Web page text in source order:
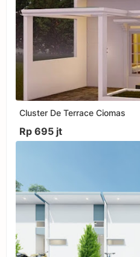
Cluster De Terrace Ciomas
Rp 695 jt